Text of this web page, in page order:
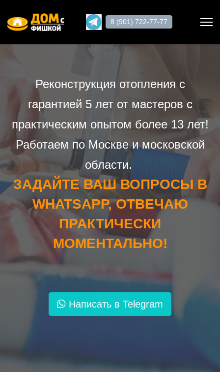
8 (901) 722-77-77
Реконструкция отопления с
гарантией 5 лет от мастеров с
практическим опытом более 13 лет!
Работаем по Москве и московской
области.
ЗАДАЙТЕ ВАШ ВОПРОСЫ В
WHATSАPP, ОТВЕЧАЮ
ПРАКТИЧЕСКИ
МОМЕНТАЛЬНО!
Написать в Telegram
О нас
Услуги
">
Статьи
">
Работы
Гарантии